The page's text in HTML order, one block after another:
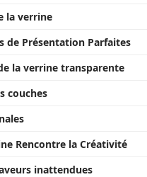
la verrine
de Présentation Parfaites
la verrine transparente
couches
Rencontre la Créativité
inattendues